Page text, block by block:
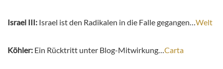
Israel III: Israel ist den Radikalen in die Falle gegangen…Welt
Köhler: Ein Rücktritt unter Blog-Mitwirkung…Carta